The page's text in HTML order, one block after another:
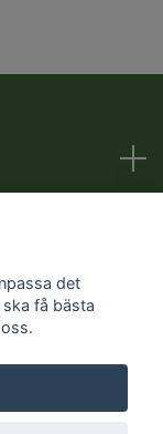
det
få bästa